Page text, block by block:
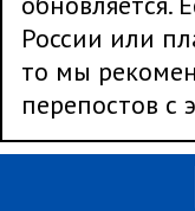
России или
то мы
перепостов с